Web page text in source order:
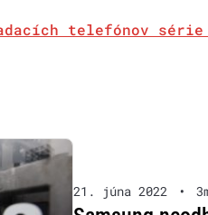
telefónov série
21. júna 2022 •